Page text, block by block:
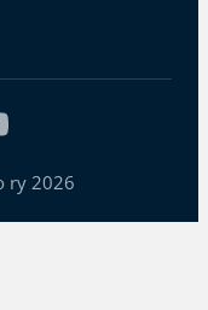
ry 2026